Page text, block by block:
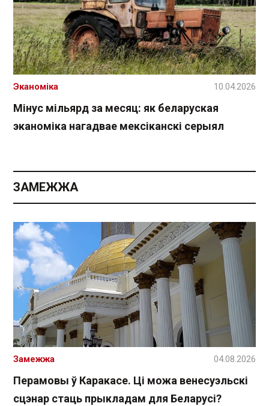
Мінус мільярд за месяц: як беларуская
эканоміка нагадвае мексіканскі серыял
Эканоміка 10.04.2026
ЗАМЕЖЖА
Перамовы ў Каракасе. Ці можа венесуэльскі
сцэнар стаць прыкладам для Беларусі?
Замежжа 04.08.2026